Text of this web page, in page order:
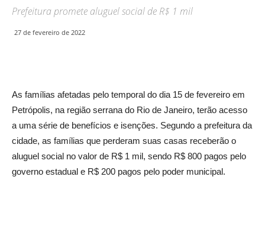
Prefeitura promete aluguel social de R$ 1 mil
27 de fevereiro de 2022
As famílias afetadas pelo temporal do dia 15 de fevereiro em
Petrópolis, na região serrana do Rio de Janeiro, terão acesso
a uma série de benefícios e isenções. Segundo a prefeitura da
cidade, as famílias que perderam suas casas receberão o
aluguel social no valor de R$ 1 mil, sendo R$ 800 pagos pelo
governo estadual e R$ 200 pagos pelo poder municipal.